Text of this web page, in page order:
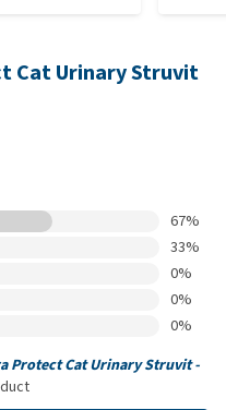
Cat Urinary Struvit
67%
33%
0%
0%
0%
Protect Cat Urinary Struvit -